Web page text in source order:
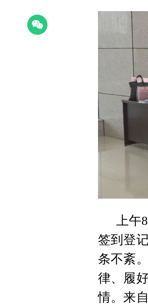
上
签到登
条不紊
律、履
情。来